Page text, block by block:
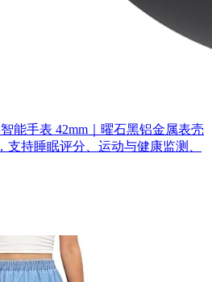
智能手表 42mm｜曜石黑铝金属表壳
支持睡眠评分、运动与健康监测、